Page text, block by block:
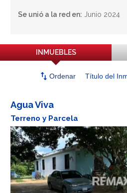
Se unió a la red en: Junio 2024
INMUEBLES
swap_vert Ordenar
Agua Viva
Terreno y Parcela